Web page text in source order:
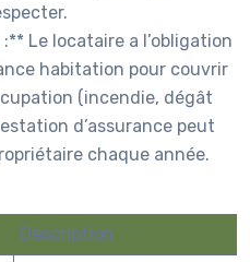
Le locataire a l’obligation
habitation pour couvrir
(incendie, dégât
d’assurance peut
chaque année.
Description